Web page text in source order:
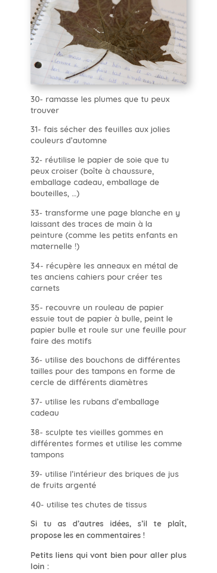
30- ramasse les plumes que tu peux
trouver
31- fais sécher des feuilles aux jolies
couleurs d’automne
32- réutilise le papier de soie que tu
peux croiser (boîte à chaussure,
emballage cadeau, emballage de
bouteilles, …)
33- transforme une page blanche en y
laissant des traces de main à la
peinture (comme les petits enfants en
maternelle !)
34- récupère les anneaux en métal de
tes anciens cahiers pour créer tes
carnets
35- recouvre un rouleau de papier
essuie tout de papier à bulle, peint le
papier bulle et roule sur une feuille pour
faire des motifs
36- utilise des bouchons de différentes
tailles pour des tampons en forme de
cercle de différents diamètres
37- utilise les rubans d’emballage
cadeau
38- sculpte tes vieilles gommes en
différentes formes et utilise les comme
tampons
39- utilise l’intérieur des briques de jus
de fruits argenté
40- utilise tes chutes de tissus
Si tu as d’autres idées, s’il te plaît,
propose les en commentaires !
Petits liens qui vont bien pour aller plus
loin :